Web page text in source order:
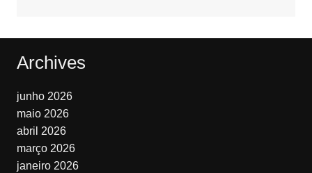
Archives
junho 2026
maio 2026
abril 2026
março 2026
janeiro 2026